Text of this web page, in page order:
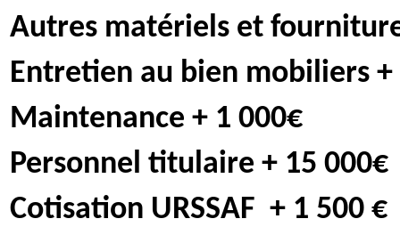
Autres matériels et
Entretien au bien mobiliers +
Maintenance + 1 000€
Personnel titulaire + 15 000€
Cotisation URSSAF + 1 500 €